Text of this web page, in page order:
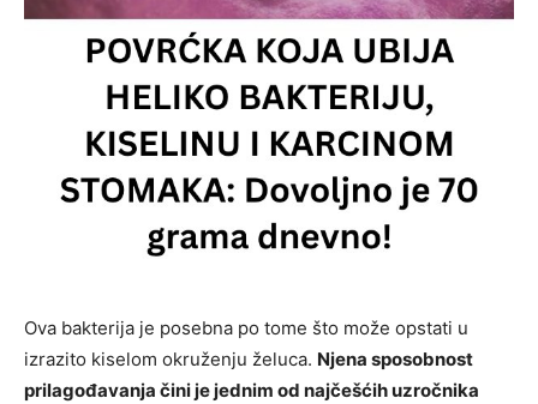
Ova bakterija je posebna po tome što može opstati u
izrazito kiselom okruženju želuca. Njena sposobnost
prilagođavanja čini je jednim od najčešćih uzročnika